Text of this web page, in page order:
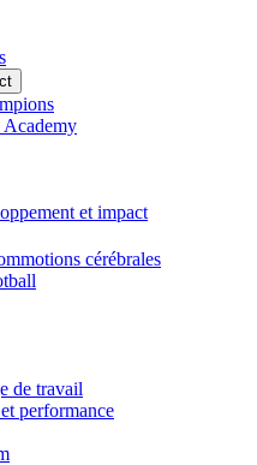
et impact
cérébrales
de travail
performance